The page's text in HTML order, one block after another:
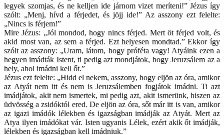
legyek szomjas, és ne kelljen ide járnom vizet meríteni!” Jézus így
szólt: „Menj, hívd a férjedet, és jöjj ide!” Az asszony ezt felelte:
„Nincs is férjem!”
Mire Jézus: „Jól mondod, hogy nincs férjed. Mert öt férjed volt, és
akid most van, az sem a férjed. Ezt helyesen mondtad.” Ekkor így
szólt az asszony: „Uram, látom, hogy próféta vagy! Atyáink ezen a
hegyen imádták Istent, ti pedig azt mondjátok, hogy Jeruzsálem az a
hely, ahol imádni kell őt.”
Jézus ezt felelte: „Hidd el nekem, asszony, hogy eljön az óra, amikor
az Atyát nem itt és nem is Jeruzsálemben fogjátok imádni. Ti azt
imádjátok, akit nem ismertek, mi pedig azt, akit ismerünk, hiszen az
üdvösség a zsidóktól ered. De eljön az óra, sőt már itt is van, amikor
az igazi imádók lélekben és igazságban imádják az Atyát. Mert az
Atya ilyen imádókat vár. Isten ugyanis Lélek, ezért akik őt imádják,
lélekben és igazságban kell imádniuk.”